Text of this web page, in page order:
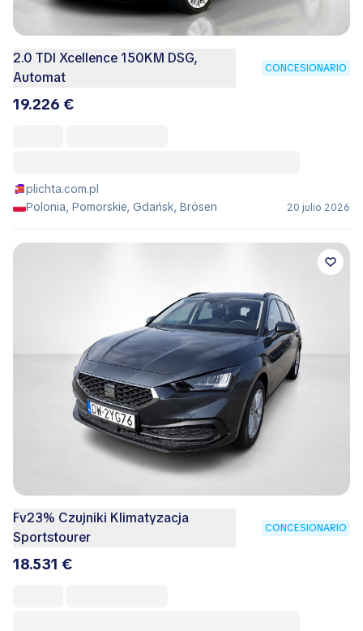
2.0 TDI Xcellence 150KM DSG,
Automat
CONCESIONARIO
19.226 €
plichta.com.pl
Polonia, Pomorskie, Gdańsk, Brösen
20 julio 2026
Fv23% Czujniki Klimatyzacja
Sportstourer
CONCESIONARIO
18.531 €